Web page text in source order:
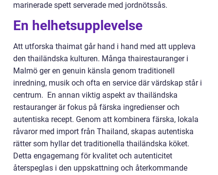
marinerade spett serverade med jordnötssås.
En helhetsupplevelse
Att utforska thaimat går hand i hand med att uppleva
den thailändska kulturen. Många thairestauranger i
Malmö ger en genuin känsla genom traditionell
inredning, musik och ofta en service där värdskap står i
centrum. En annan viktig aspekt av thailändska
restauranger är fokus på färska ingredienser och
autentiska recept. Genom att kombinera färska, lokala
råvaror med import från Thailand, skapas autentiska
rätter som hyllar det traditionella thailändska köket.
Detta engagemang för kvalitet och autenticitet
återspeglas i den uppskattning och återkommande